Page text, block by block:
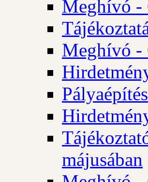
Meghívó -
Meghívó -
májusában